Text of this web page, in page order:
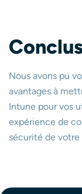
Nous avons pu
avantages à
Intune pour vos
expérience de
sécurité de votre